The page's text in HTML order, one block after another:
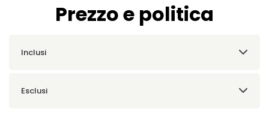
Prezzo e politica
Inclusi
Esclusi